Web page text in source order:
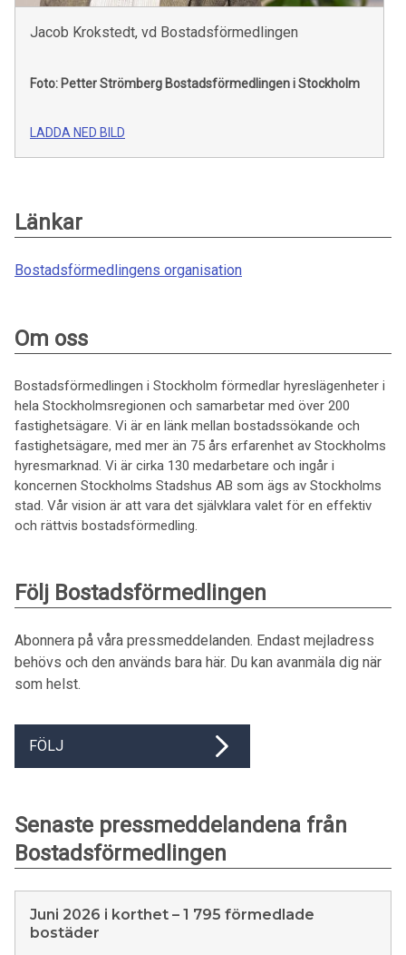
Jacob Krokstedt, vd Bostadsförmedlingen
Foto: Petter Strömberg Bostadsförmedlingen i Stockholm
LADDA NED BILD
Länkar
Bostadsförmedlingens organisation
Om oss
Bostadsförmedlingen i Stockholm förmedlar hyreslägenheter i
hela Stockholmsregionen och samarbetar med över 200
fastighetsägare. Vi är en länk mellan bostadssökande och
fastighetsägare, med mer än 75 års erfarenhet av Stockholms
hyresmarknad. Vi är cirka 130 medarbetare och ingår i
koncernen Stockholms Stadshus AB som ägs av Stockholms
stad. Vår vision är att vara det självklara valet för en effektiv
och rättvis bostadsförmedling.
Följ Bostadsförmedlingen
Abonnera på våra pressmeddelanden. Endast mejladress
behövs och den används bara här. Du kan avanmäla dig när
som helst.
FÖLJ
Senaste pressmeddelandena från
Bostadsförmedlingen
Juni 2026 i korthet – 1 795 förmedlade
bostäder